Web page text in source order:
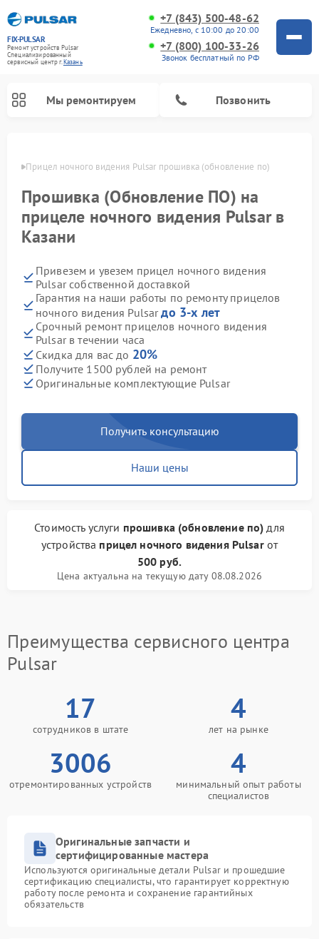
FIX-PULSAR
Ремонт устройств Pulsar
Специализированный
cервисный центр г.Казань
+7 (843) 500-48-62
Ежедневно, с 10:00 до 20:00
+7 (800) 100-33-26
Звонок бесплатный по РФ
Мы ремонтируем Позвонить
Прицел ночного видения Pulsar прошивка (обновление по)
Прошивка (Обновление ПО) на
прицеле ночного видения Pulsar в
Казани
Привезем и увезем прицел ночного видения
Pulsar собственной доставкой
Гарантия на наши работы по ремонту прицелов
ночного видения Pulsarдо 3-х лет
Срочный ремонт прицелов ночного видения
Pulsar в течении часа
Скидка для вас до 20%
Получите 1500 рублей на ремонт
Оригинальные комплектующие Pulsar
Получить консультацию
Наши цены
Стоимость услуги прошивка (обновление по) для
устройства прицел ночного видения Pulsarот
500 руб.
Цена актуальна на текущую дату 08.08.2026
Преимущества сервисного центра
Pulsar
17
сотрудников в штате
4
лет на рынке
3006
отремонтированных устройств
4
минимальный опыт работы
специалистов
Оригинальные запчасти и
сертифицированные мастера
Используются оригинальные детали Pulsar и прошедшие
сертификацию специалисты, что гарантирует корректную
работу после ремонта и сохранение гарантийных
обязательств